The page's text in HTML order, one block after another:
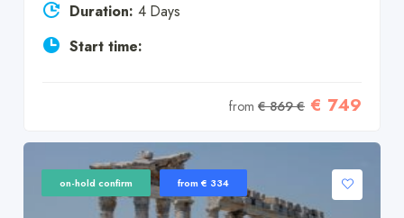
Duration: 4 Days
Start time:
from€ 869 € € 749
on-hold confirm from € 334